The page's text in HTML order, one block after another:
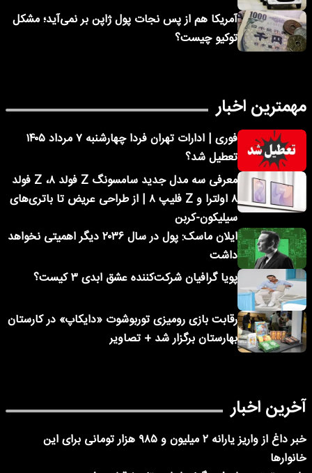
آمریکا هم از پس نجات پول ژاپن بر نمی‌آید؛ مشکل
توکیو چیست؟
مهمترین اخبار
فوری | ادارات تهران فردا چهارشنبه ۷ مرداد ۱۴۰۵
تعطیل شد؟
معرفی سه مدل جدید سامسونگ Z فولد ۸، Z فولد
۸ اولترا و Z فلیپ ۸ | از طراحی عریض تا باتری‌های
سیلیکون-کربن
ایلان ماسک: پول در سال ۲۰۳۶ دیگر اهمیتی نخواهد
داشت
پویا گرافیان شرکت‌کننده عشق ابدی ۳ کیست؟
رقابت بازی رومیزی توربوشوت «دایکاپ» در کارستان
بهارستان برگزار شد + تصاویر
آخرین اخبار
خبر داغ از واریز یارانه ۲ میلیون و ۹۸۵ هزار تومانی برای این
خانوارها